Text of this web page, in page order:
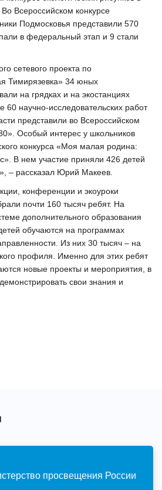
Всероссийском конкурсе
Подмосковья представили 570
в федеральный этап и 9 стали
сетевого проекта по
Тимирязевка» 34 юных
на грядках и на экостанциях
научно-исследовательских работ
представили во Всероссийском
Особый интерес у школьников
конкурса «Моя малая родина:
В нем участие приняли 426 детей
– рассказал Юрий Макеев.
конференции и экоуроки
почти 160 тысяч ребят. На
дополнительного образования
обучаются на программах
Из них 30 тысяч – на
профиля. Именно для этих ребят
новые проекты и мероприятия, в
свои знания и
просвещения России